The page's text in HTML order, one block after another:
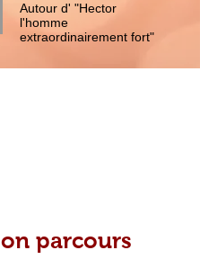
Autour d' "Hector
l'homme
extraordinairement fort"
on parcours